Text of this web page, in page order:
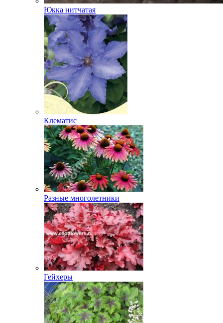
Юкка нитчатая
Клематис
Разные многолетники
Гейхеры